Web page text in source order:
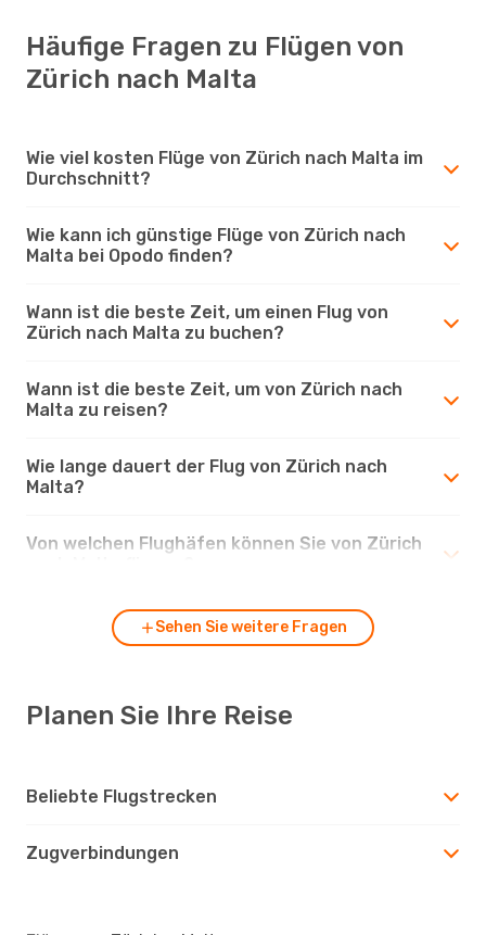
Häufige Fragen zu Flügen von
Zürich nach Malta
Wie viel kosten Flüge von Zürich nach Malta im
Durchschnitt?
Wie kann ich günstige Flüge von Zürich nach
Malta bei Opodo finden?
Wann ist die beste Zeit, um einen Flug von
Zürich nach Malta zu buchen?
Wann ist die beste Zeit, um von Zürich nach
Malta zu reisen?
Wie lange dauert der Flug von Zürich nach
Malta?
Von welchen Flughäfen können Sie von Zürich
Sehen Sie weitere Fragen
Planen Sie Ihre Reise
Beliebte Flugstrecken
Zugverbindungen